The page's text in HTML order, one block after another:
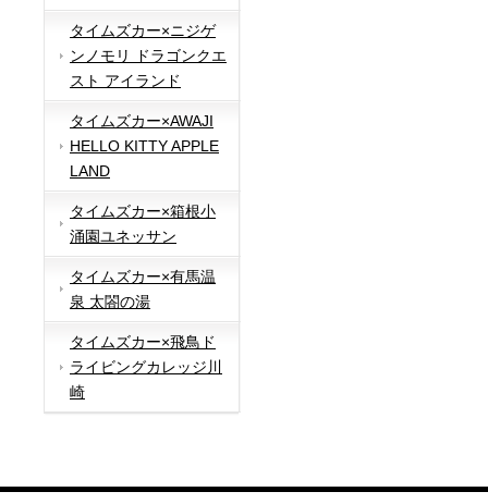
タイムズカー×ニジゲ
ンノモリ ドラゴンクエ
スト アイランド
タイムズカー×AWAJI
HELLO KITTY APPLE
LAND
タイムズカー×箱根小
涌園ユネッサン
タイムズカー×有馬温
泉 太閤の湯
タイムズカー×飛鳥ド
ライビングカレッジ川
崎